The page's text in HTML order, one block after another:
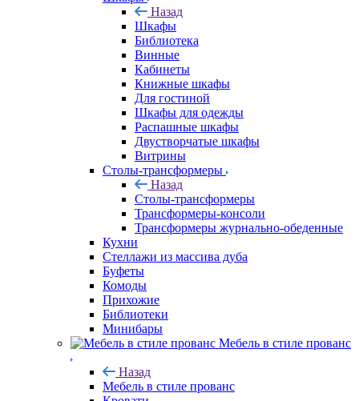
Назад
Шкафы
Библиотека
Винные
Кабинеты
Книжные шкафы
Для гостиной
Шкафы для одежды
Распашные шкафы
Двустворчатые шкафы
Витрины
Столы-трансформеры
Назад
Столы-трансформеры
Трансформеры-консоли
Трансформеры журнально-обеденные
Кухни
Стеллажи из массива дуба
Буфеты
Комоды
Прихожие
Библиотеки
Минибары
Мебель в стиле прованс
Назад
Мебель в стиле прованс